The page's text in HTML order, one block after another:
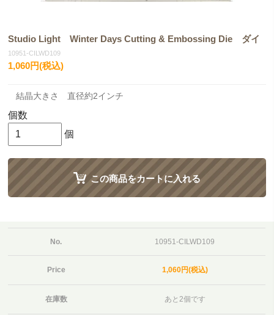
Studio Light Winter Days Cutting & Embossing Die ダイ
10951-CILWD109
1,060円(税込)
結晶大きさ 直径約2インチ
個数
個
この商品をカートに入れる
No. 10951-CILWD109
Price 1,060円(税込)
在庫数 あと2個です